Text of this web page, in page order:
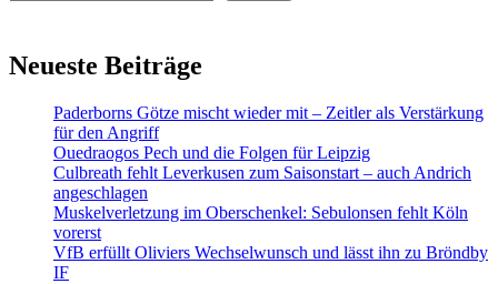
Neueste Beiträge
Paderborns Götze mischt wieder mit – Zeitler als Verstärkung
für den Angriff
Ouedraogos Pech und die Folgen für Leipzig
Culbreath fehlt Leverkusen zum Saisonstart – auch Andrich
angeschlagen
Muskelverletzung im Oberschenkel: Sebulonsen fehlt Köln
vorerst
VfB erfüllt Oliviers Wechselwunsch und lässt ihn zu Bröndby
IF